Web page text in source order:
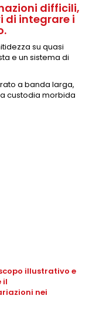
difficili,
di integrare i
su quasi
e un sistema di
a banda larga,
custodia morbida
illustrativo e
il
nei